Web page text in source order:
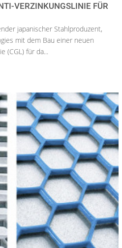
VERZINKUNGSLINIE FÜR
japanischer Stahlproduzent,
mit dem Bau einer neuen
(CGL) für da...